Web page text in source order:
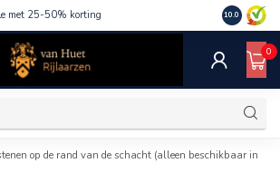
met 25-50% korting 10.0
0
op de rand van de schacht (alleen beschikbaar in